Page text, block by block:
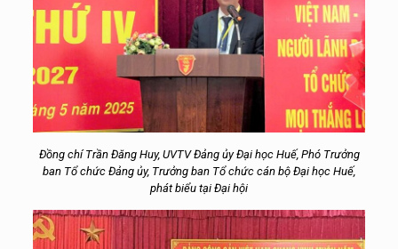
Đồng chí Trần Đăng Huy, UVTV Đảng ủy Đại học Huế, Phó Trưởng
ban Tổ chức Đảng ủy, Trưởng ban Tổ chức cán bộ Đại học Huế,
phát biểu tại Đại hội